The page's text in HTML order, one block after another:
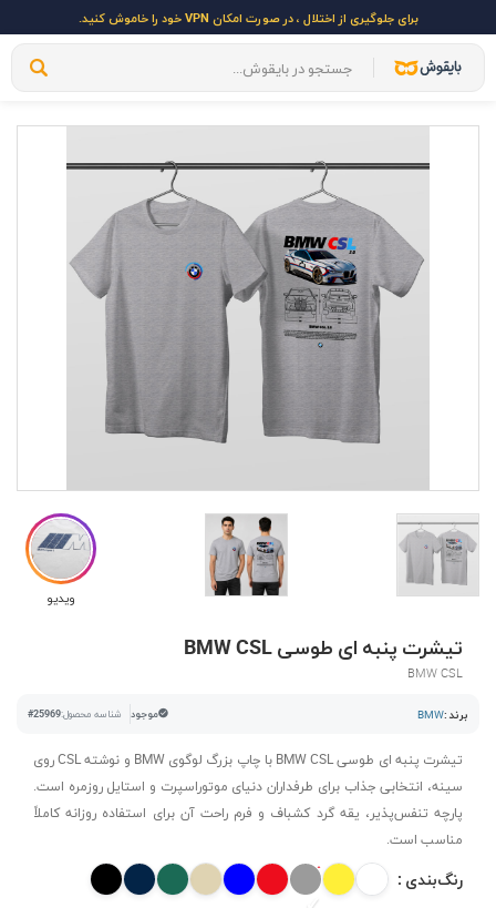
برای جلوگیری از اختلال ، در صورت امکان VPN خود را خاموش کنید.
ویدیو
تیشرت پنبه ای طوسی BMW CSL
BMW CSL
برند :BMW موجود شناسه محصول:#25969
تیشرت پنبه ای طوسی BMW CSL با چاپ بزرگ لوگوی BMW و نوشته CSL روی
سینه، انتخابی جذاب برای طرفداران دنیای موتوراسپرت و استایل روزمره است.
پارچه تنفس‌پذیر، یقه گرد کشباف و فرم راحت آن برای استفاده روزانه کاملاً
مناسب است.
رنگ‌بندی :